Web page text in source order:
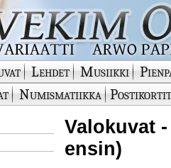
Lehdet Musiikki
Numismatiikka
Valokuvat
ensin)